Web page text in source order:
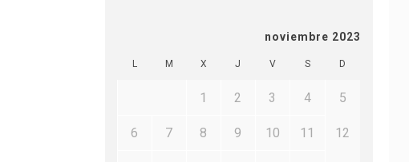
noviembre 2023
L M X J V S D
1 2 3 4 5
6 7 8 9 10 11 12